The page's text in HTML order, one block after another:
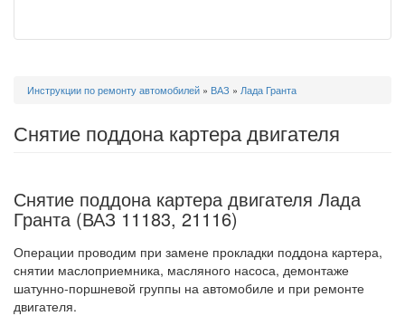
Вы
Инструкции по ремонту автомобилей » ВАЗ » Лада Гранта
Снятие поддона картера двигателя
Снятие поддона картера двигателя Лада
Гранта (ВАЗ 11183, 21116)
Операции проводим при замене прокладки поддона картера,
снятии маслоприемника, масляного насоса, демонтаже
шатунно-поршневой группы на автомобиле и при ремонте
двигателя.